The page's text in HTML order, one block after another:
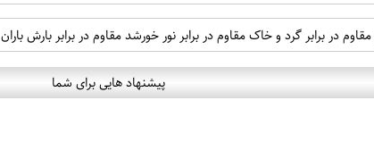
در برابر گرد و خاک مقاوم در برابر نور خورشد مقاوم در برابر بارش باران
پیشنهاد هایی برای شما